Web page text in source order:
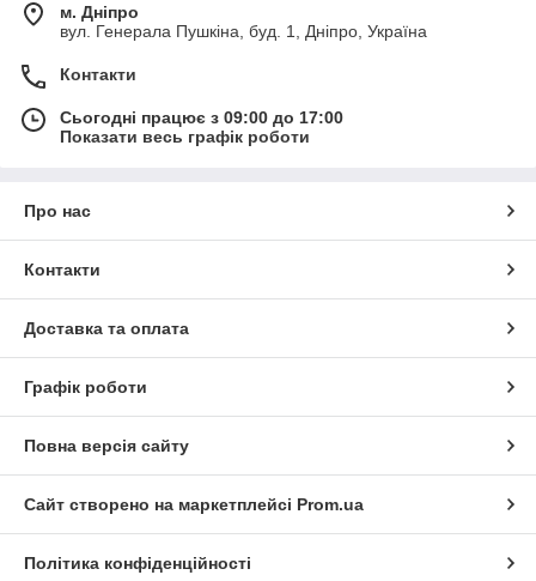
м. Дніпро
вул. Генерала Пушкіна, буд. 1, Дніпро, Україна
Контакти
Сьогодні працює з 09:00 до 17:00
Показати весь графік роботи
Про нас
Контакти
Доставка та оплата
Графік роботи
Повна версія сайту
Сайт створено на маркетплейсі Prom.ua
Політика конфіденційності